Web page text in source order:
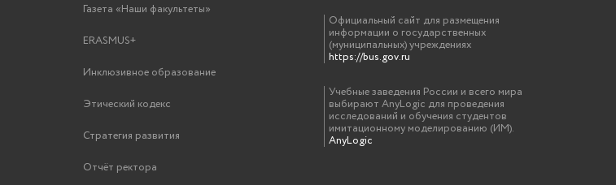
Газета «Наши факультеты»
ERASMUS+
Инклюзивное образование
Этический кодекс
Стратегия развития
Отчёт ректора
Официальный сайт для размещения
информации о государственных
(муниципальных) учреждениях
https://bus.gov.ru
Учебные заведения России и всего мира
выбирают AnyLogic для проведения
исследований и обучения студентов
имитационному моделированию (ИМ).
AnyLogic